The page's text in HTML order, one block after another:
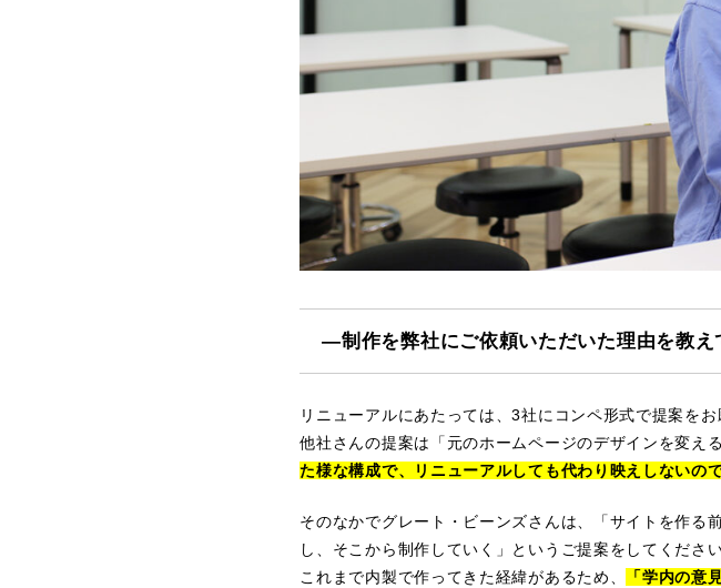
―制作を弊社にご依頼いただいた理由を教え
リニューアルにあたっては、3社にコンペ形式で提案をお
他社さんの提案は「元のホームページのデザインを変え
た様な構成で、リニューアルしても代わり映えしないので
そのなかでグレート・ビーンズさんは、「サイトを作る
し、そこから制作していく」というご提案をしてください
これまで内製で作ってきた経緯があるため、
「学内の意